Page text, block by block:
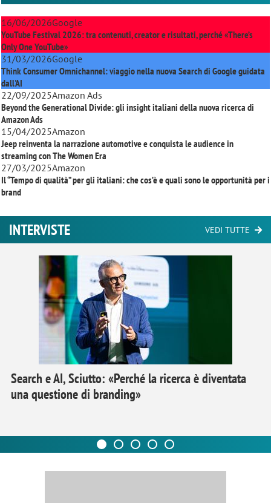
16/06/2026Google
YouTube Festival 2026: tra contenuti, creator e risultati, perché «There’s
Only One YouTube»
31/03/2026Google
Think Consumer Omnichannel: viaggio nella nuova Search di Google guidata
dall'AI
22/09/2025Amazon Ads
Beyond the Generational Divide: gli insight italiani della nuova ricerca di
Amazon Ads
15/04/2025Amazon
Jeep reinventa la narrazione automotive e conquista le audience in
streaming conThe Women Era
27/03/2025Amazon
Il “Tempo di qualità” per gli italiani: che cos’è e quali sono le opportunità per i
brand
INTERVISTE VEDI TUTTE
Search e AI, Sciutto: «Perché la ricerca è diventata
una questione di branding»